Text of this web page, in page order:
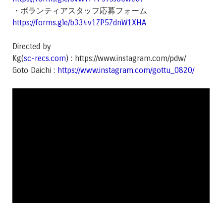
・ボランティアスタッフ応募フォーム
https://forms.gle/b334v1ZP5ZdnW1XHA
Directed by
Kg(sc-recs.com) : https://www.instagram.com/pdw/
Goto Daichi : https://www.instagram.com/gottu_0820/